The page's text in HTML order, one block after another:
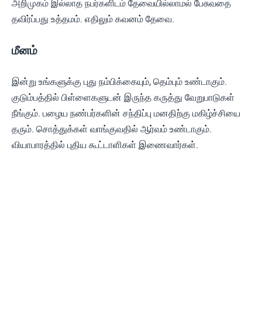
அறிமுகம் இல்லாத நபர்களிடம் தேவையில்லாமல் பேசுவதை
தவிர்ப்பது உத்தமம். எதிலும் கவனம் தேவை.
மீனம்
இன்று உங்களுக்கு புது நம்பிக்கையும், தெம்பும் உண்டாகும்.
குடும்பத்தில் பிள்ளைகளுடன் இருந்த கருத்து வேறுபாடுகள்
நீங்கும். பழைய நண்பர்களின் சந்திப்பு மனதிற்கு மகிழ்ச்சியை
தரும். சொத்துக்கள் வாங்குவதில் ஆர்வம் உண்டாகும்.
வியாபாரத்தில் புதிய கூட்டாளிகள் இணைவார்கள்.